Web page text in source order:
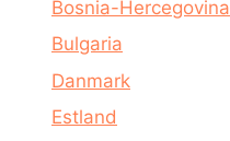
Bosnia-Hercegovina
Bulgaria
Danmark
Estland